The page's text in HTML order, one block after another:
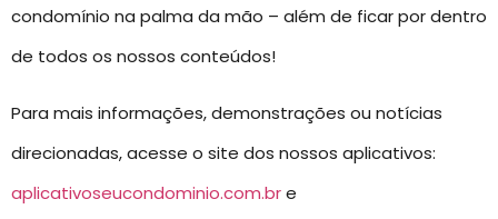
condomínio na palma da mão – além de ficar por dentro
de todos os nossos conteúdos!
Para mais informações, demonstrações ou notícias
direcionadas, acesse o site dos nossos aplicativos:
aplicativoseucondominio.com.bre